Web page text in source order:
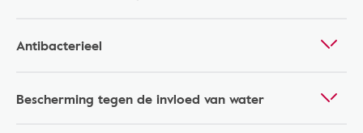
Antibacterieel
Bescherming tegen de invloed van water